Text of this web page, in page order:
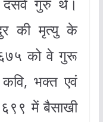
गुरु थे।
की मृत्यु के
को वे गुरू
कवि, भक्त एवं
में बैसाखी